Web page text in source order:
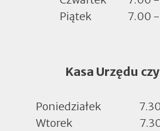
Piątek
7.00
Kasa Urzędu
Poniedziałek
Wtorek